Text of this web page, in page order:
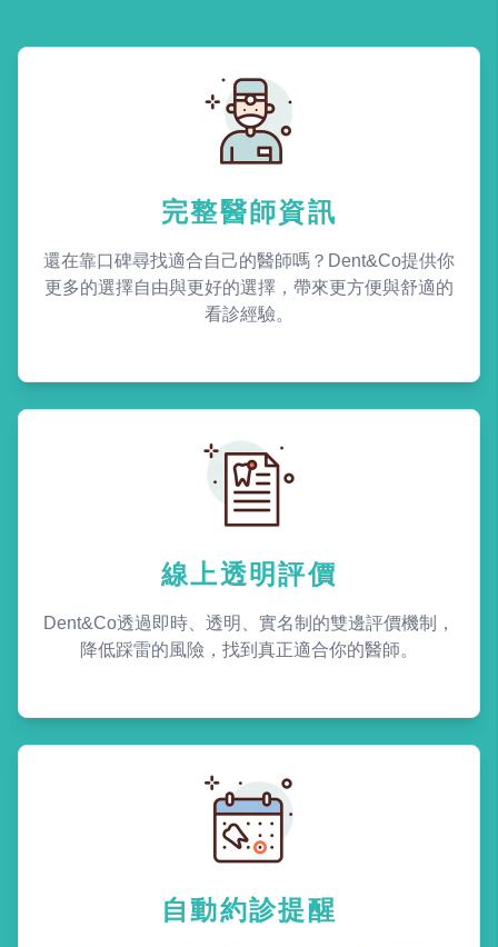
完整醫師資訊
還在靠口碑尋找適合自己的醫師嗎？Dent&Co提供你
更多的選擇自由與更好的選擇，帶來更方便與舒適的
看診經驗。
線上透明評價
Dent&Co透過即時、透明、實名制的雙邊評價機制，
降低踩雷的風險，找到真正適合你的醫師。
自動約診提醒